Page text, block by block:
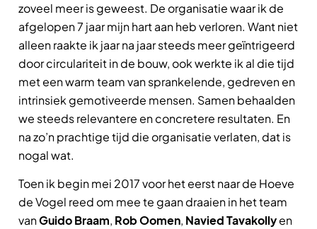
zoveel meer is geweest. De organisatie waar ik de
afgelopen 7 jaar mijn hart aan heb verloren. Want niet
alleen raakte ik jaar na jaar steeds meer geïntrigeerd
door circulariteit in de bouw, ook werkte ik al die tijd
met een warm team van sprankelende, gedreven en
intrinsiek gemotiveerde mensen. Samen behaalden
we steeds relevantere en concretere resultaten. En
na zo’n prachtige tijd die organisatie verlaten, dat is
nogal wat.
Toen ik begin mei 2017 voor het eerst naar de Hoeve
de Vogel reed om mee te gaan draaien in het team
vanGuido Braam, Rob Oomen, Navied Tavakollyen